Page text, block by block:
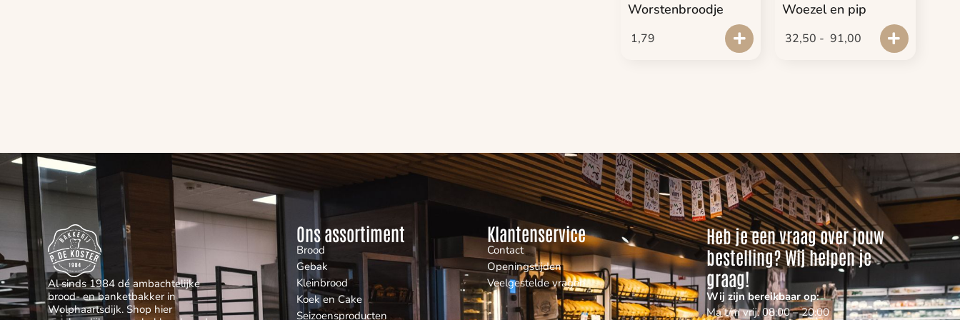
Worstenbroodje
1,79
Woezel en pip
32,50 - 91,00
Al sinds 1984 dé ambachtelijke
brood- en banketbakker in
Wolphaartsdijk. Shop hier
Ons assortiment
Brood
Gebak
Kleinbrood
Koek en Cake
Seizoensproducten
Klantenservice
Contact
Openingstijden
Veelgestelde vragen
Heb je een vraag over jouw
bestelling? Wij helpen je
graag!
Wij zijn bereikbaar op:
Ma t/m vrij: 08:00 – 20:00